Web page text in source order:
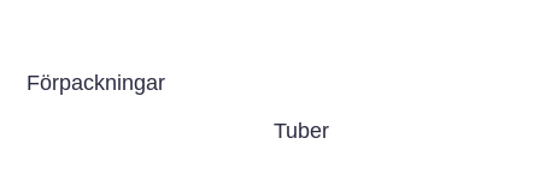
Förpackningar
Tuber